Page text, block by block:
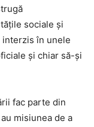
sociale și
în unele
și chiar să-și
fac parte din
misiunea de a